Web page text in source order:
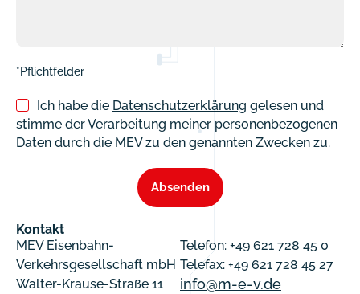
*Pflichtfelder
Ich habe die Datenschutzerklärung gelesen und
stimme der Verarbeitung meiner personenbezogenen
Daten durch die MEV zu den genannten Zwecken zu.
Absenden
Kontakt
MEV Eisenbahn-
Verkehrsgesellschaft mbH
Walter-Krause-Straße 11
Telefon: +49 621 728 45 0
Telefax: +49 621 728 45 27
info@m-e-v.de